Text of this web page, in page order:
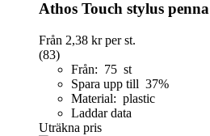
Athos Touch stylus penna
Från 2,38 krper st.
(83)
Från: 75 st
Spara upp till 37%
Material: plastic
Laddar data
Uträkna pris